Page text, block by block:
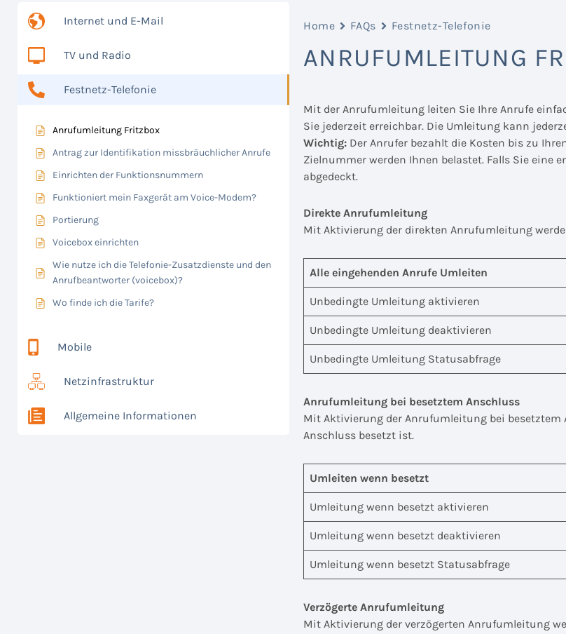
Internet und E-Mail
TV und Radio
Festnetz-Telefonie
Anrufumleitung Fritzbox
Antrag zur Identifikation missbräuchlicher Anrufe
Einrichten der Funktionsnummern
Funktioniert mein Faxgerät am Voice-Modem?
Portierung
Voicebox einrichten
Wie nutze ich die Telefonie-Zusatzdienste und den
Anrufbeantworter (voicebox)?
Wo finde ich die Tarife?
Mobile
Netzinfrastruktur
Allgemeine Informationen
Home FAQs Festnetz-Telefonie
ANRUFUMLEITUNG
Mit der Anrufumleitung leiten Sie Ihre Anrufe
Sie jederzeit erreichbar. Die Umleitung kann
Wichtig: Der Anrufer bezahlt die Kosten bis zu
Zielnummer werden Ihnen belastet. Falls Sie eine
abgedeckt.
Direkte Anrufumleitung
Mit Aktivierung der direkten Anrufumleitung
Alle eingehenden Anrufe Umleiten
Unbedingte Umleitung aktivieren
Unbedingte Umleitung deaktivieren
Unbedingte Umleitung Statusabfrage
Anrufumleitung bei besetztem Anschluss
Mit Aktivierung der Anrufumleitung bei besetztem
Anschluss besetzt ist.
Umleiten wenn besetzt
Umleitung wenn besetzt aktivieren
Umleitung wenn besetzt deaktivieren
Umleitung wenn besetzt Statusabfrage
Verzögerte Anrufumleitung
Mit Aktivierung der verzögerten Anrufumleitung